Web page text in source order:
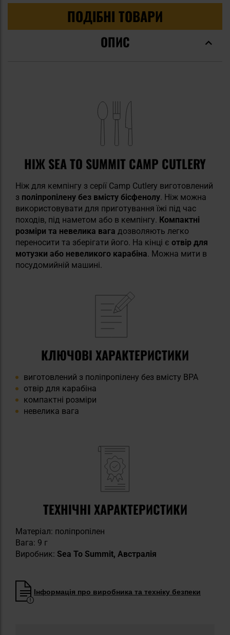
ПОДІБНІ ТОВАРИ
ОПИС
НІЖ SEA TO SUMMIT CAMP CUTLERY
Ніж для кемпінгу з серії Camp Cutlery виготовлений
з поліпропілену без вмісту бісфенолу. Ніж можна
використовувати для приготування їжі під час
походів, під наметом або в кемпінгу. Компактні
розміри та невелика вага дозволяють легко
переносити та зберігати його. На кінці є отвір для
мотузки або невеликого карабіна. Можна мити в
посудомийній машині.
КЛЮЧОВІ ХАРАКТЕРИСТИКИ
виготовлений з поліпропілену без вмісту BPA
отвір для карабіна
компактні розміри
невелика вага
ТЕХНІЧНІ ХАРАКТЕРИСТИКИ
Матеріал: поліпропілен
Вага: 9 г
Виробник: Sea To Summit, Австралія
Інформація про виробника та техніку безпеки